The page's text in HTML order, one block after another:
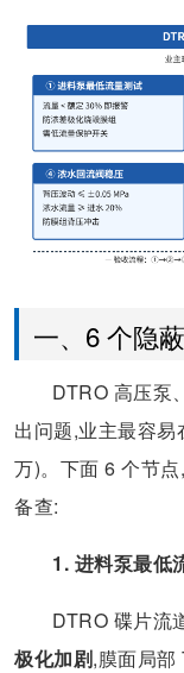
一、6 个隐
DTRO 高压泵
出问题,业主最容
万)。下面 6 个节
备查:
1. 进料泵最低
DTRO 碟片流
极化加剧,膜面局部